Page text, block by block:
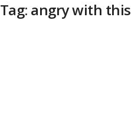
Tag: angry with this